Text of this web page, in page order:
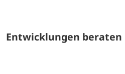
Entwicklungen beraten